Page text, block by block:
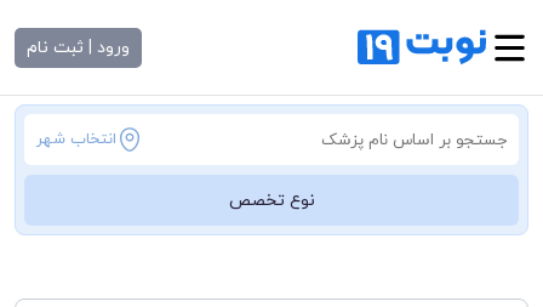
ورود | ثبت نام
انتخاب شهر
نوع تخصص